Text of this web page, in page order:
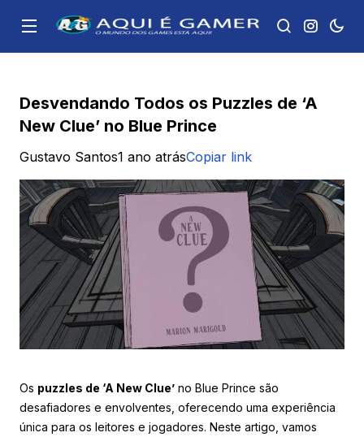
Desvendando Todos os Puzzles de ‘A
New Clue’ no Blue Prince
Gustavo Santos1 ano atrásCopiar link
Os puzzles de ‘A New Clue’ no Blue Prince são
desafiadores e envolventes, oferecendo uma experiência
única para os leitores e jogadores. Neste artigo, vamos